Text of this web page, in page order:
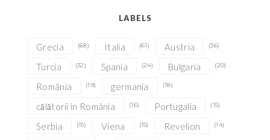
LABELS
Grecia (68) Italia (61) Austria (36)
Turcia (32) Spania (24) Bulgaria (20)
România (19) germania (18)
călătorii în România (16) Portugalia (15)
Serbia (15) Viena (15) Revelion (14)